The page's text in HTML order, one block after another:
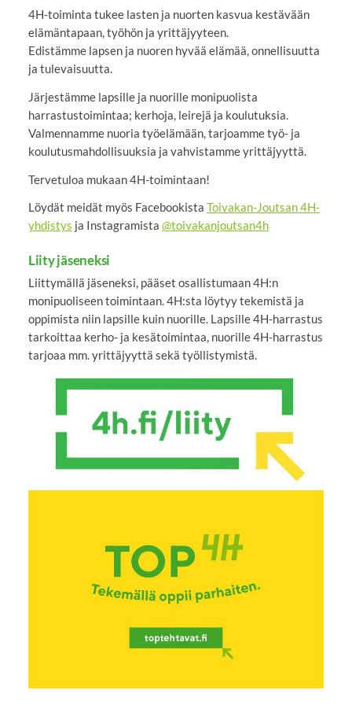
4H-toiminta tukee lasten ja nuorten kasvua kestävään
elämäntapaan, työhön ja yrittäjyyteen.
Edistämme lapsen ja nuoren hyvää elämää, onnellisuutta
ja tulevaisuutta.
Järjestämme lapsille ja nuorille monipuolista
harrastustoimintaa; kerhoja, leirejä ja koulutuksia.
Valmennamme nuoria työelämään, tarjoamme työ- ja
koulutusmahdollisuuksia ja vahvistamme yrittäjyyttä.
Tervetuloa mukaan 4H-toimintaan!
Löydät meidät myös Facebookista Toivakan-Joutsan 4H-
yhdistys ja Instagramista @toivakanjoutsan4h
Liity jäseneksi
Liittymällä jäseneksi, pääset osallistumaan 4H:n
monipuoliseen toimintaan. 4H:sta löytyy tekemistä ja
oppimista niin lapsille kuin nuorille. Lapsille 4H-harrastus
tarkoittaa kerho- ja kesätoimintaa, nuorille 4H-harrastus
tarjoaa mm. yrittäjyyttä sekä työllistymistä.